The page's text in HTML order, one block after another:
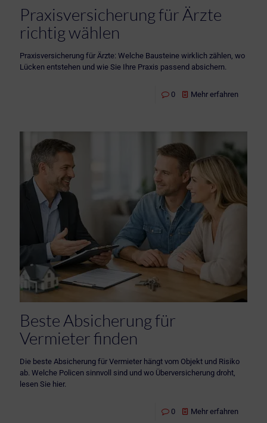
Praxisversicherung für Ärzte
richtig wählen
Praxisversicherung für Ärzte: Welche Bausteine wirklich zählen, wo
Lücken entstehen und wie Sie Ihre Praxis passend absichern.
0 Mehr erfahren
Beste Absicherung für
Vermieter finden
Die beste Absicherung für Vermieter hängt vom Objekt und Risiko
ab. Welche Policen sinnvoll sind und wo Überversicherung droht,
lesen Sie hier.
0 Mehr erfahren